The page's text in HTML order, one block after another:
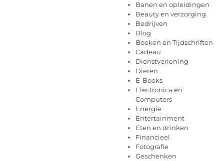
Banen en opleidingen
Beauty en verzorging
Bedrijven
Blog
Boeken en Tijdschriften
Cadeau
Dienstverlening
Dieren
E-Books
Electronica en
Computers
Energie
Entertainment
Eten en drinken
Financieel
Fotografie
Geschenken